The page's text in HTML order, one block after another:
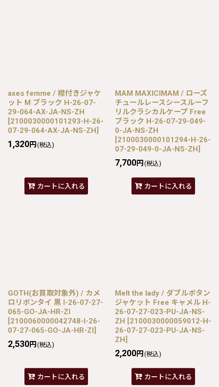
axes femme / 襟付きジャケ
ット M ブラック H-26-07-
29-064-AX-JA-NS-ZH
[2100030000101293-H-26-
07-29-064-AX-JA-NS-ZH]
1,320円 (税込)
カートに入れる
MAM MAXICIMAM / ローズ
チュールレースシースルーフ
リルクラシカルケープ Free
ブラック H-26-07-29-049-
0-JA-NS-ZH
[2100030000101294-H-26-
07-29-049-0-JA-NS-ZH]
7,700円 (税込)
カートに入れる
GOTH(お買取対象外) / カメ
ロリボンタイ 黒 I-26-07-27-
065-GO-JA-HR-ZI
[2100060000042748-I-26-
07-27-065-GO-JA-HR-ZI]
2,530円 (税込)
カートに入れる
Melt the lady / ダブルボタン
ジャケット Free キャメル H-
26-07-27-023-PU-JA-NS-
ZH [2100030000059012-H-
26-07-27-023-PU-JA-NS-
ZH]
2,200円 (税込)
カートに入れる